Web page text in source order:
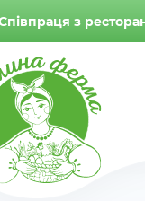
з